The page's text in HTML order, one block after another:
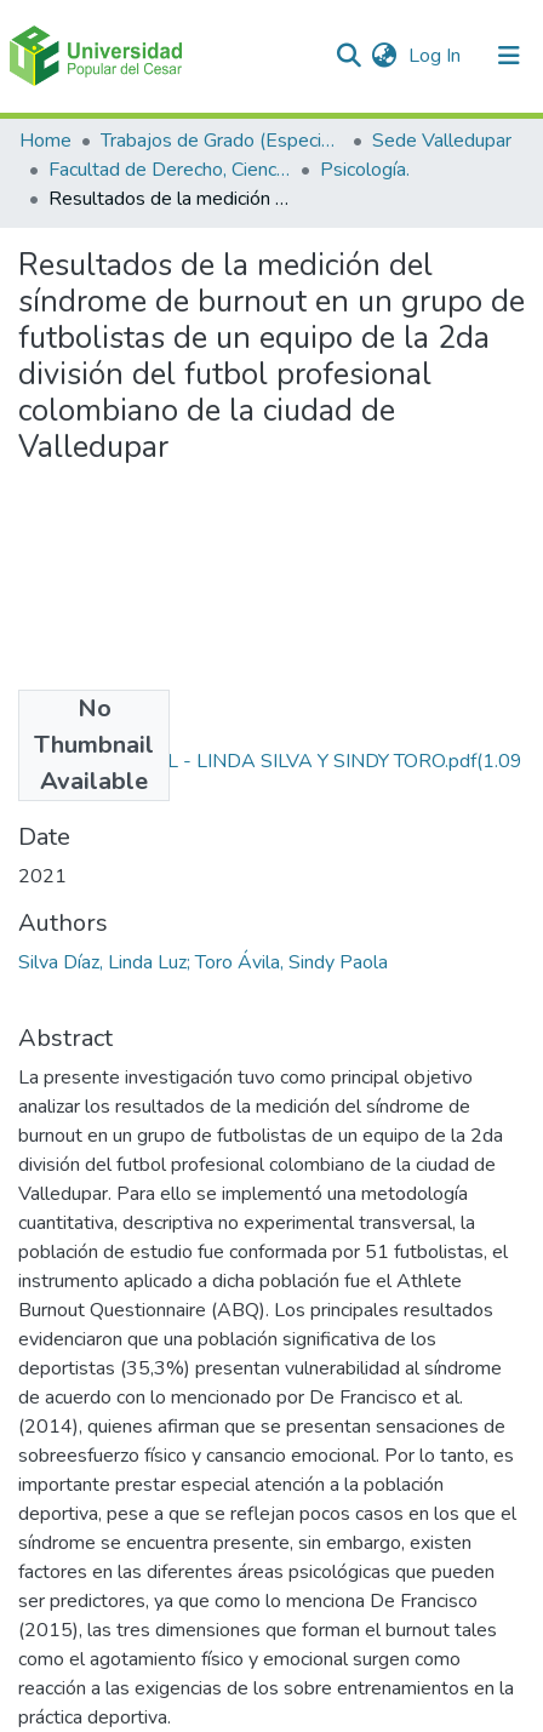
Log In (current)
Communities & Collections
All of DSpace
Home Trabajos de Grado (Especializaciones y Pregrados)
Sede Valledupar
Facultad de Derecho, Ciencias Políticas y Sociales.
Psicología.
Resultados de la medición del síndrome de burnout en un grupo de futbolistas de un equipo de la 2da división del futbol profesional colombiano de la ciudad de Valledupar
Resultados de la medición del
síndrome de burnout en un grupo de
futbolistas de un equipo de la 2da
división del futbol profesional
colombiano de la ciudad de
Valledupar
No
Thumbnail
Available
PROYECTO FINAL - LINDA SILVA Y SINDY TORO.pdf(1.09
MB)
Date
2021
Authors
Silva Díaz, Linda Luz; Toro Ávila, Sindy Paola
Abstract
La presente investigación tuvo como principal objetivo
analizar los resultados de la medición del síndrome de
burnout en un grupo de futbolistas de un equipo de la 2da
división del futbol profesional colombiano de la ciudad de
Valledupar. Para ello se implementó una metodología
cuantitativa, descriptiva no experimental transversal, la
población de estudio fue conformada por 51 futbolistas, el
instrumento aplicado a dicha población fue el Athlete
Burnout Questionnaire (ABQ). Los principales resultados
evidenciaron que una población significativa de los
deportistas (35,3%) presentan vulnerabilidad al síndrome
de acuerdo con lo mencionado por De Francisco et al.
(2014), quienes afirman que se presentan sensaciones de
sobreesfuerzo físico y cansancio emocional. Por lo tanto, es
importante prestar especial atención a la población
deportiva, pese a que se reflejan pocos casos en los que el
síndrome se encuentra presente, sin embargo, existen
factores en las diferentes áreas psicológicas que pueden
ser predictores, ya que como lo menciona De Francisco
(2015), las tres dimensiones que forman el burnout tales
como el agotamiento físico y emocional surgen como
reacción a las exigencias de los sobre entrenamientos en la
práctica deportiva.